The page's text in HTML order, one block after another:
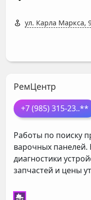
ул. Карла Маркса,
РемЦентр
+7 (985) 315-23..**
Работы по поиску
варочных панелей.
диагностики
запчастей и цены